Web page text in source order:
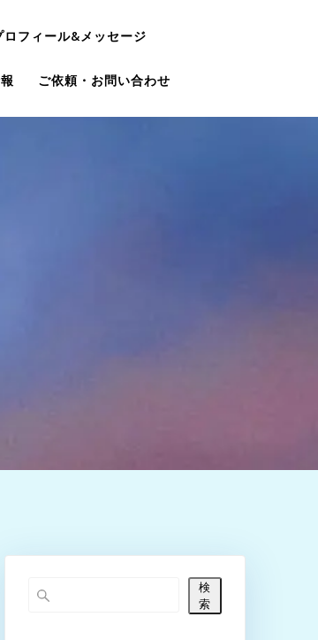
ロフィール&メッセージ
ご依頼・お問い合わせ
検
索